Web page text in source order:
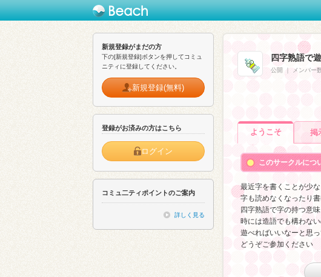
新規登録がまだの方
下の[新規登録]ボタンを押してコミュ
ニティに登録してください。
新規登録(無料)
登録がお済みの方はこちら
ログイン
コミュ二ティポイントのご案内
詳しく見る
四字熟語で
公開 ｜ メンバー
ようこそ 掲
このサークルにつ
最近字を書くことが少
字も読めなくなったり
四字熟語で字の持つ意
時には造語でも構わな
遊べればいいなーと思
どうぞご参加ください